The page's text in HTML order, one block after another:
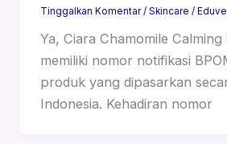
Tinggalkan Komentar / Skincare /
Ya, Ciara Chamomile
memiliki nomor notifikasi
produk yang dipasarkan
Indonesia. Kehadiran nomor